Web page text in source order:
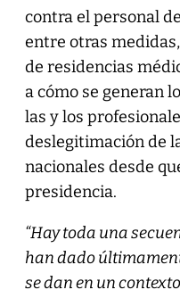
contra el personal
entre otras
de residencias
a cómo se generan
las y los
deslegitimación de
nacionales desde
presidencia.
“Hay toda una
han dado
se dan en un